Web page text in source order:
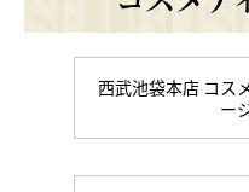
西武池袋本店 コス
ー